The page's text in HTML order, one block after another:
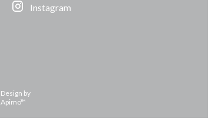
Instagram
Design by
Apimo™